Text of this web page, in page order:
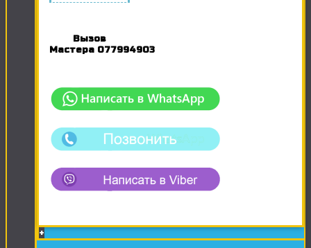
Вызов
Мастера 077994903
+